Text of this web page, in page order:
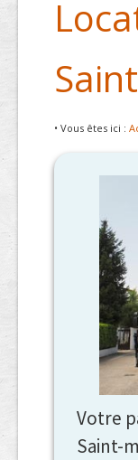
• Vous êtes ici :
Votre
Saint-